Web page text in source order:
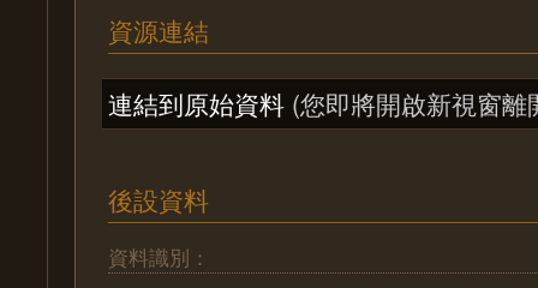
資源連結
連結到原始資料 (您即將開啟新視窗離
後設資料
資料識別：